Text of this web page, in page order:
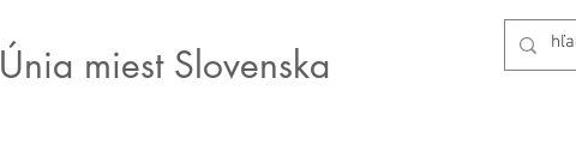
Únia miest Slovenska